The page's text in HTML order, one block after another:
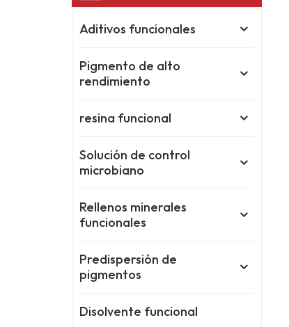
Aditivos funcionales
Pigmento de alto
rendimiento
resina funcional
Solución de control
microbiano
Rellenos minerales
funcionales
Predispersión de
pigmentos
Disolvente funcional